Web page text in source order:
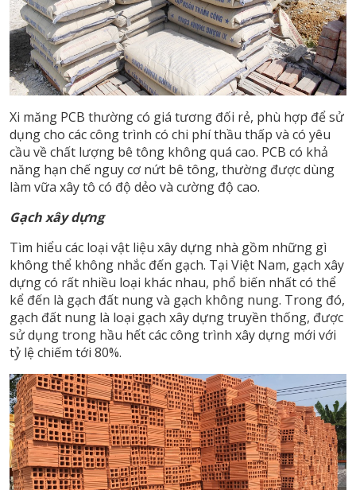
Xi măng PCB thường có giá tương đối rẻ, phù hợp để sử
dụng cho các công trình có chi phí thầu thấp và có yêu
cầu về chất lượng bê tông không quá cao. PCB có khả
năng hạn chế nguy cơ nứt bê tông, thường được dùng
làm vữa xây tô có độ dẻo và cường độ cao.
Gạch xây dựng
Tìm hiểu các loại vật liệu xây dựng nhà gồm những gì
không thể không nhắc đến gạch. Tại Việt Nam, gạch xây
dựng có rất nhiều loại khác nhau, phổ biến nhất có thể
kể đến là gạch đất nung và gạch không nung. Trong đó,
gạch đất nung là loại gạch xây dựng truyền thống, được
sử dụng trong hầu hết các công trình xây dựng mới với
tỷ lệ chiếm tới 80%.